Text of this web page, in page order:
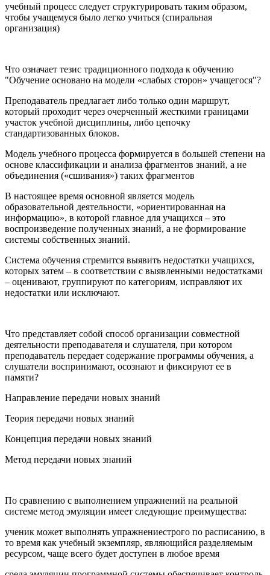
учебный процесс следует структурировать таким образом,
чтобы учащемуся было легко учиться (спиральная
организация)
Что означает тезис традиционного подхода к обучению
"Обучение основано на модели «слабых сторон» учащегося"?
Преподаватель предлагает либо только один маршрут,
который проходит через очерченный жесткими границами
участок учебной дисциплины, либо цепочку
стандартизованных блоков.
Модель учебного процесса формируется в большей степени на
основе классификации и анализа фрагментов знаний, а не
объединения («сшивания») таких фрагментов
В настоящее время основной является модель
образовательной деятельности, «ориентированная на
информацию», в которой главное для учащихся – это
воспроизведение полученных знаний, а не формирование
системы собственных знаний.
Система обучения стремится выявить недостатки учащихся,
которых затем – в соответствии с выявленными недостатками
– оценивают, группируют по категориям, исправляют их
недостатки или исключают.
Что представляет собой способ организации совместной
деятельности преподавателя и слушателя, при котором
преподаватель передает содержание программы обучения, а
слушатели воспринимают, осознают и фиксируют ее в
памяти?
Направление передачи новых знаний
Теория передачи новых знаний
Концепция передачи новых знаний
Метод передачи новых знаний
По сравнению с выполнением упражнений на реальной
системе метод эмуляции имеет следующие преимущества:
ученик может выполнять упражнениестрого по расписанию, в
то время как учебный экземпляр, являющийся разделяемым
ресурсом, чаще всего будет доступен в любое время